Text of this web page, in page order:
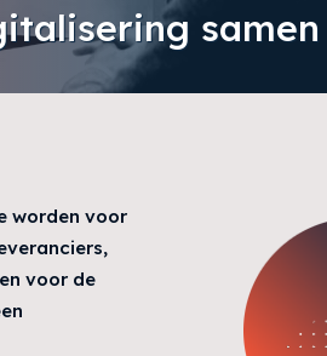
samen
worden voor
voor de